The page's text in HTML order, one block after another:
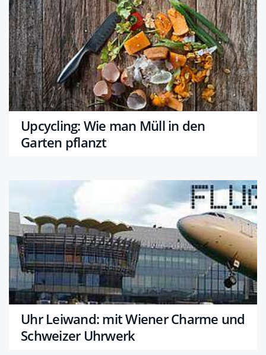
Upcycling: Wie man Müll in den
Garten pflanzt
Uhr Leiwand: mit Wiener Charme und
Schweizer Uhrwerk